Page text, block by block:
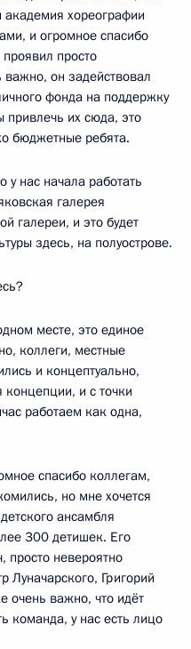
академия хореографии
и огромное спасибо
просто
важно, он задействовал
фонда на поддержку
привлечь их сюда, это
бюджетные ребята.
у нас начала работать
галерея
галереи, и это будет
здесь, на полуострове.
месте, это единое
коллеги, местные
и концептуально,
и с точки
работаем как одна,
спасибо коллегам,
но мне хочется
ансамбля
300 детишек. Его
просто невероятно
Луначарского, Григорий
очень важно, что идёт
команда, у нас есть лицо